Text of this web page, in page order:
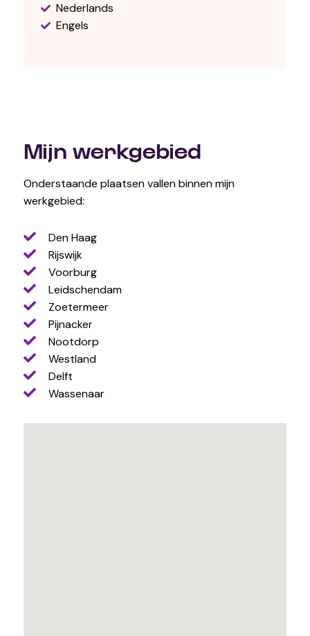
Nederlands
Engels
Mijn werkgebied
Onderstaande plaatsen vallen binnen mijn
werkgebied:
Den Haag
Rijswijk
Voorburg
Leidschendam
Zoetermeer
Pijnacker
Nootdorp
Westland
Delft
Wassenaar